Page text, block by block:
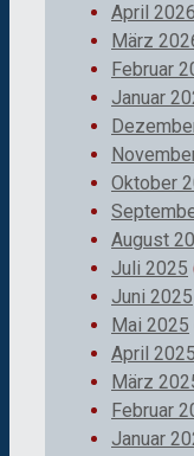
April 2026
März
Februar
Januar
Oktober
August
Juli 2025
Juni 2025
Mai 2025
April 2025
März
Februar
Januar